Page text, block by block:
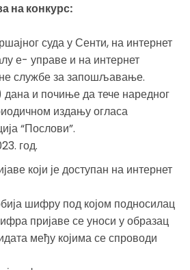
на конкурс:
суда у Сенти, на интернет
е- управе и на интернет
службе за запошљавање.
и почиње да тече наредног
издању огласа
“Послови”.
год.
који је доступан на интернет
шифру под којом подносилац
пријаве се уноси у образац
међу којима се спроводи